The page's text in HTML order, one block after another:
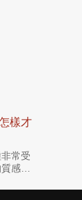
樣才
常受
感，
石桌
重要